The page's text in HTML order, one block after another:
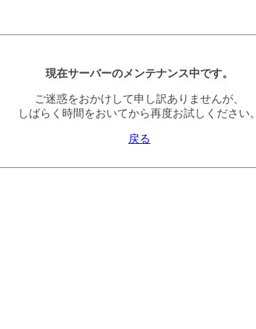
現在サーバーのメンテナンス中です。
ご迷惑をおかけして申し訳ありませんが、
しばらく時間をおいてから再度お試しください。
戻る